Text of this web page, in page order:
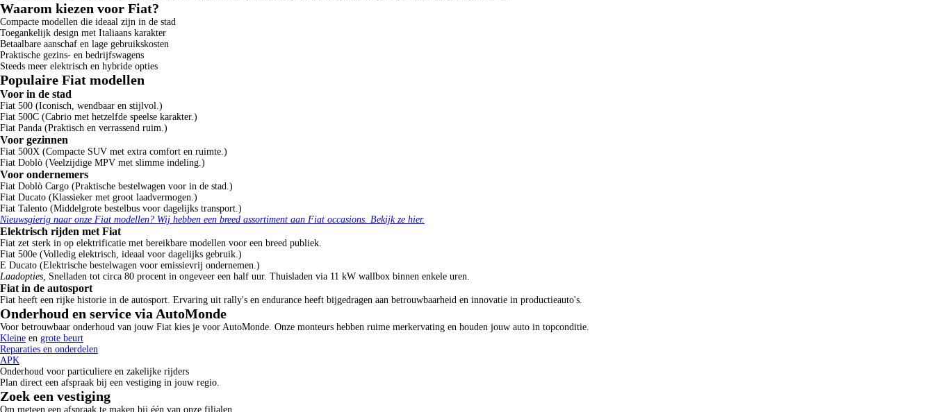
Waarom kiezen voor Fiat?
Compacte modellen die ideaal zijn in de stad
Toegankelijk design met Italiaans karakter
Betaalbare aanschaf en lage gebruikskosten
Praktische gezins- en bedrijfswagens
Steeds meer elektrisch en hybride opties
Populaire Fiat modellen
Voor in de stad
Fiat 500 (Iconisch, wendbaar en stijlvol.)
Fiat 500C (Cabrio met hetzelfde speelse karakter.)
Fiat Panda (Praktisch en verrassend ruim.)
Voor gezinnen
Fiat 500X (Compacte SUV met extra comfort en ruimte.)
Fiat Doblò (Veelzijdige MPV met slimme indeling.)
Voor ondernemers
Fiat Doblò Cargo (Praktische bestelwagen voor in de stad.)
Fiat Ducato (Klassieker met groot laadvermogen.)
Fiat Talento (Middelgrote bestelbus voor dagelijks transport.)
Nieuwsgierig naar onze Fiat modellen? Wij hebben een breed assortiment aan Fiat occasions. Bekijk ze hier.
Elektrisch rijden met Fiat
Fiat zet sterk in op elektrificatie met bereikbare modellen voor een breed publiek.
Fiat 500e (Volledig elektrisch, ideaal voor dagelijks gebruik.)
E Ducato (Elektrische bestelwagen voor emissievrij ondernemen.)
Laadopties, Snelladen tot circa 80 procent in ongeveer een half uur. Thuisladen via 11 kW wallbox binnen enkele uren.
Fiat in de autosport
Fiat heeft een rijke historie in de autosport. Ervaring uit rally's en endurance heeft bijgedragen aan betrouwbaarheid en innovatie in productieauto's.
Onderhoud en service via AutoMonde
Voor betrouwbaar onderhoud van jouw Fiat kies je voor AutoMonde. Onze monteurs hebben ruime merkervating en houden jouw auto in topconditie.
Kleine en grote beurt
Reparaties en onderdelen
APK
Onderhoud voor particuliere en zakelijke rijders
Plan direct een afspraak bij een vestiging in jouw regio.
Zoek een vestiging
Om meteen een afspraak te maken bij één van onze filialen